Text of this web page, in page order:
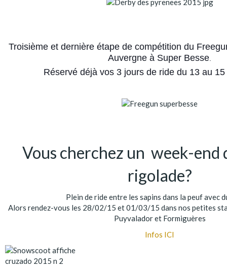
Troisième et dernière étape de compétition du
Auvergne à Super Besse.
Réservé déjà vos 3 jours de ride du 13 au
Vous cherchez un week-end
rigolade?
Plein de ride entre les sapins dans la peuf avec
Alors rendez-vous les 28/02/15 et 01/03/15 dans nos petites
Puyvalador et Formiguères
Infos ICI